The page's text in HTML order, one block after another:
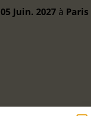
05 Juin. 2027 à Paris